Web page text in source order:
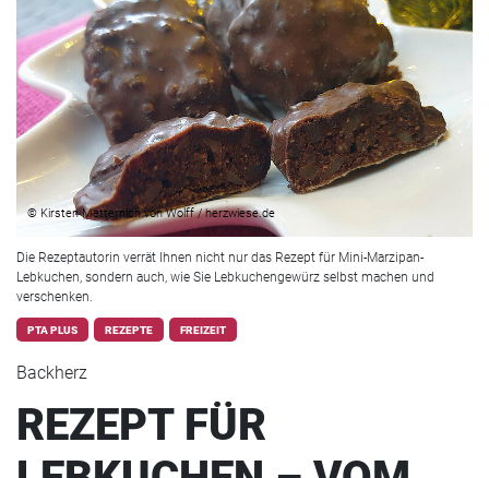
© Kirsten Metternich von Wolff / herzwiese.de
Die Rezeptautorin verrät Ihnen nicht nur das Rezept für Mini-Marzipan-
Lebkuchen, sondern auch, wie Sie Lebkuchengewürz selbst machen und
verschenken.
PTA PLUS REZEPTE FREIZEIT
Backherz
REZEPT FÜR